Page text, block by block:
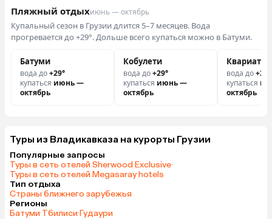
Пляжный отдыхиюнь — октябрь
Купальный сезон в Грузии длится 5–7 месяцев. Вода
прогревается до +29°. Дольше всего купаться можно в Батуми.
Батуми
вода до+29°
купаться июнь —
октябрь
Кобулети
вода до+29°
купаться июнь —
октябрь
Квариати
вода до+28°
купаться
октябрь
Туры из Владикавказа на курорты Грузии
Популярные запросы
Туры в сеть отелей Sherwood Exclusive·
Туры в сеть отелей Megasaray hotels
Тип отдыха
Страны ближнего зарубежья
Регионы
Батуми·Тбилиси·Гудаури